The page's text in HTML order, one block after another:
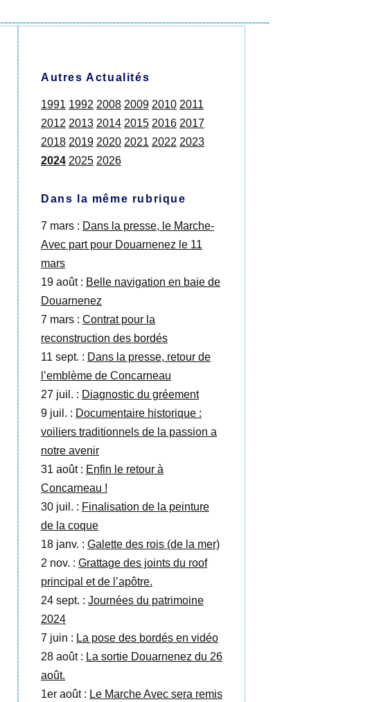
Autres Actualités
1991 1992 2008 2009 2010 2011
2012 2013 2014 2015 2016 2017
2018 2019 2020 2021 2022 2023
2024 2025 2026
Dans la même rubrique
7 mars : Dans la presse, le Marche-
Avec part pour Douarnenez le 11
mars
19 août : Belle navigation en baie de
Douarnenez
7 mars : Contrat pour la
reconstruction des bordés
11 sept. : Dans la presse, retour de
l’emblème de Concarneau
27 juil. : Diagnostic du gréement
9 juil. : Documentaire historique :
voiliers traditionnels de la passion a
notre avenir
31 août : Enfin le retour à
Concarneau !
30 juil. : Finalisation de la peinture
de la coque
18 janv. : Galette des rois (de la mer)
2 nov. : Grattage des joints du roof
principal et de l’apôtre.
24 sept. : Journées du patrimoine
2024
7 juin : La pose des bordés en vidéo
28 août : La sortie Douarnenez du 26
août.
1er août : Le Marche Avec sera remis